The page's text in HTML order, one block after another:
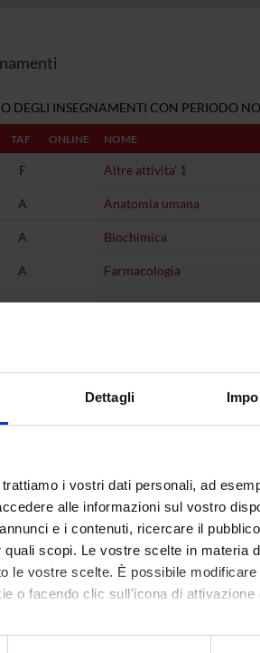
Dettagli
trattiamo i vostri dati personali, ad
alle informazioni sul vostro
e i contenuti, ricercare il
scopi. Le vostre scelte in materia
le vostre scelte. È possibile
o facendo clic sull'icona di attivazione
anche:
DEGLI INSEGNAMENTI CON PERIODO
TAF ONLINE NOME
F Altre attivita' 1
A Anatomia umana
A Biochimica
A Farmacologia
Medicina interna
B Psichiatria 1 (discipline
B Psicologia clinica
C Statistica medica
F Altre attivita' 2
B Diagnostica per immagini